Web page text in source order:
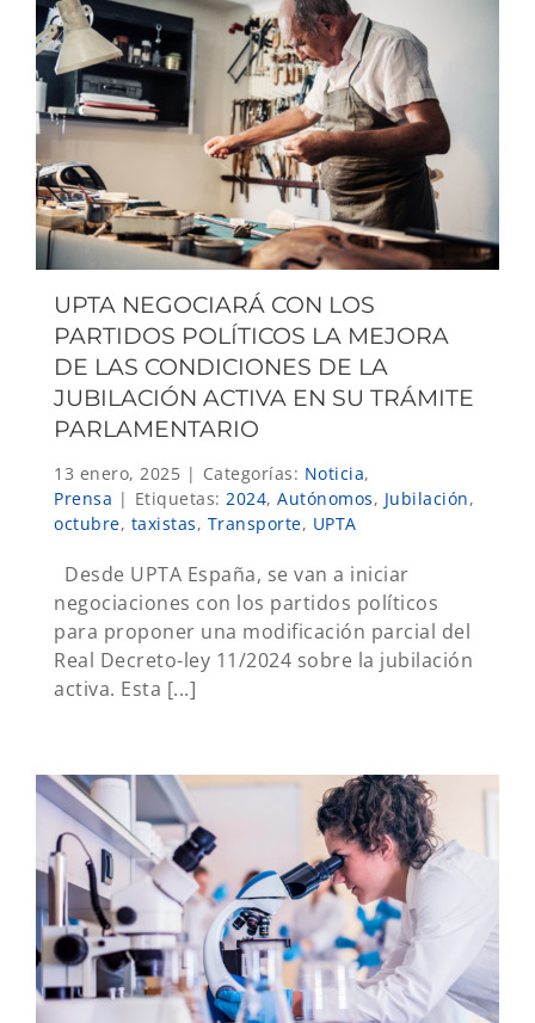
UPTA NEGOCIARÁ CON LOS
PARTIDOS POLÍTICOS LA MEJORA
DE LAS CONDICIONES DE LA
JUBILACIÓN ACTIVA EN SU TRÁMITE
PARLAMENTARIO
13 enero, 2025 | Categorías: Noticia,
Prensa | Etiquetas: 2024, Autónomos, Jubilación,
octubre, taxistas, Transporte, UPTA
Desde UPTA España, se van a iniciar
negociaciones con los partidos políticos
para proponer una modificación parcial del
Real Decreto-ley 11/2024 sobre la jubilación
activa. Esta [...]